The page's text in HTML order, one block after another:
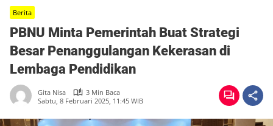
Berita
PBNU Minta Pemerintah Buat Strategi
Besar Penanggulangan Kekerasan di
Lembaga Pendidikan
Gita Nisa
3 Min Baca
Sabtu, 8 Februari 2025, 11:45 WIB